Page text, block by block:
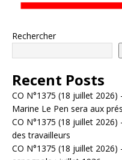
Rechercher
Recent Posts
CO N°1375 (18 juillet
Marine Le Pen sera aux
CO N°1375 (18 juillet
des travailleurs
CO N°1375 (18 juillet